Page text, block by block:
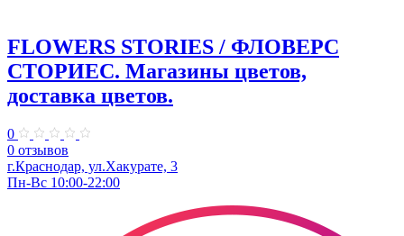
FLOWERS STORIES / ФЛОВЕРС
СТОРИЕС. Магазины цветов,
доставка цветов.
0
0 отзывов
г.Краснодар, ул.Хакурате, 3
Пн-Вс 10:00-22:00